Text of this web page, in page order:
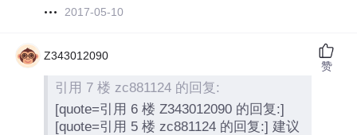
2017-05-10
Z343012090
引用 7 楼 zc881124 的回复:
[quote=引用 6 楼 Z343012090 的回复:]
[quote=引用 5 楼 zc881124 的回复:] 建议
赞